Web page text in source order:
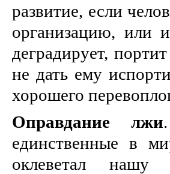
развитие, если
организацию, или
деградирует,
не дать ему
хорошего
Оправдание лжи
единственные в
оклеветал